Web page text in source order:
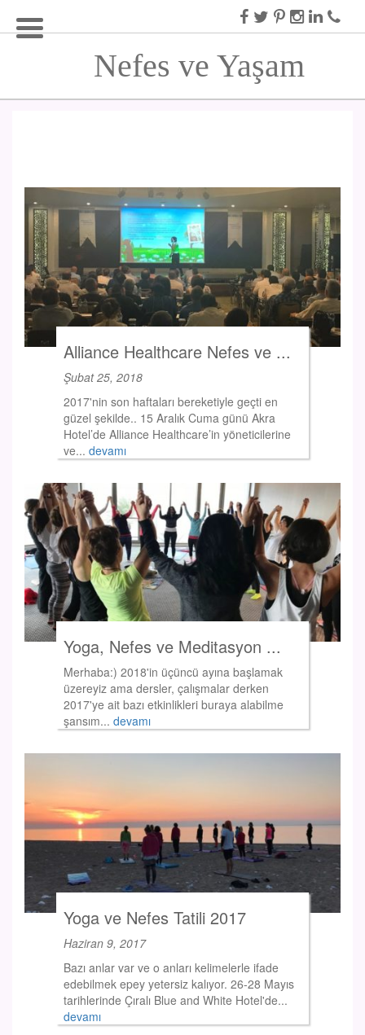
Nefes ve Yaşam
Alliance Healthcare Nefes ve ...
Şubat 25, 2018
2017'nin son haftaları bereketiyle geçti en
güzel şekilde.. 15 Aralık Cuma günü Akra
Hotel’de Alliance Healthcare’in yöneticilerine
ve...devamı
Yoga, Nefes ve Meditasyon ...
Merhaba:) 2018'in üçüncü ayına başlamak
üzereyiz ama dersler, çalışmalar derken
2017'ye ait bazı etkinlikleri buraya alabilme
şansım...devamı
Yoga ve Nefes Tatili 2017
Haziran 9, 2017
Bazı anlar var ve o anları kelimelerle ifade
edebilmek epey yetersiz kalıyor. 26-28 Mayıs
tarihlerinde Çıralı Blue and White Hotel'de...
devamı